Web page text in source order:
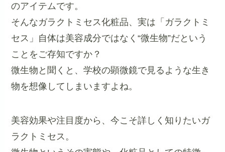
のアイテムです。
そんなガラクトミセス化粧品、実は「ガラクトミ
セス」自体は美容成分ではなく“微生物”だという
ことをご存知ですか？
微生物と聞くと、学校の顕微鏡で見るような生き
物を想像してしまいますよね。
美容効果や注目度から、今こそ詳しく知りたいガ
ラクトミセス。